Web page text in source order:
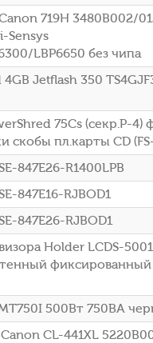
719H 3480B002/
Sensys
LBP6650 без чипа
Jetflash 350
75Cs (секр.P-4)
скобы пл.карты CD
847E26-R1400LPB
847E16-RJBOD1
847E26-RJBOD1
Holder LCDS-
фиксированный
500Вт 750ВА
CL-441XL